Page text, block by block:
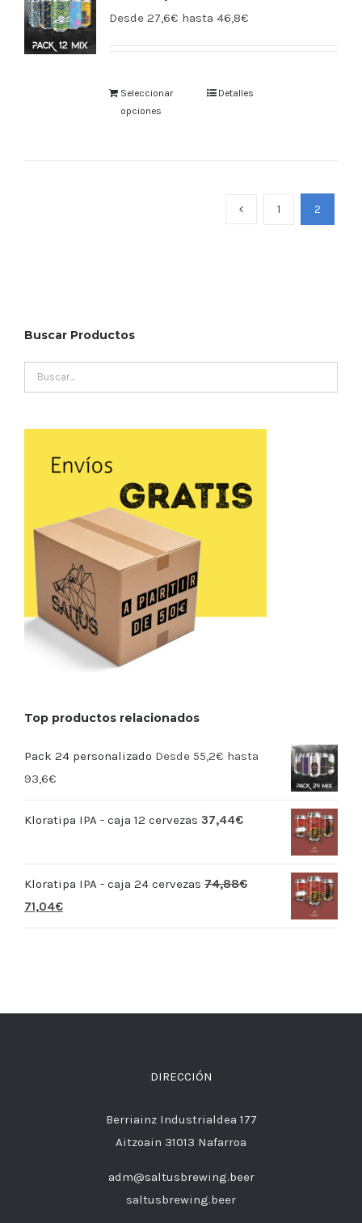
Desde 27,6€ hasta 46,8€
Seleccionar
opciones
Detalles
1 2
Buscar Productos
Top productos relacionados
Pack 24 personalizado Desde 55,2€ hasta
93,6€
Kloratipa IPA - caja 12 cervezas 37,44€
Kloratipa IPA - caja 24 cervezas 74,88€
71,04€
DIRECCIÓN
Berriainz Industrialdea 177
Aitzoain 31013 Nafarroa
adm@saltusbrewing.beer
saltusbrewing.beer